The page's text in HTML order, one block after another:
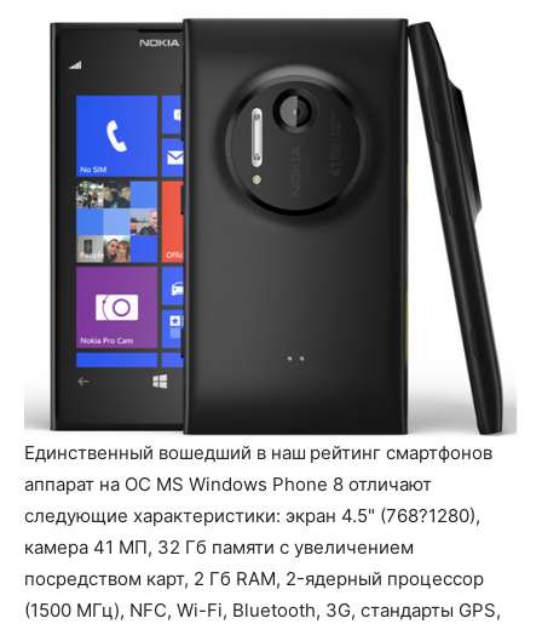
Единственный вошедший в наш рейтинг смартфонов
аппарат на ОС MS Windows Phone 8 отличают
следующие характеристики: экран 4.5" (768?1280),
камера 41 МП, 32 Гб памяти с увеличением
посредством карт, 2 Гб RAM, 2-ядерный процессор
(1500 МГц), NFC, Wi-Fi, Bluetooth, 3G, стандарты GPS,